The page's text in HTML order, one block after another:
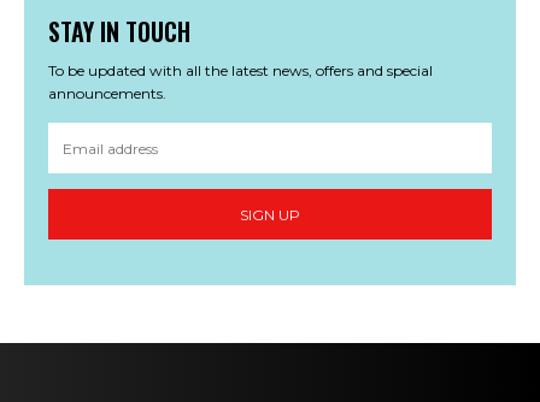
STAY IN TOUCH
To be updated with all the latest news, offers and special
announcements.
SIGN UP